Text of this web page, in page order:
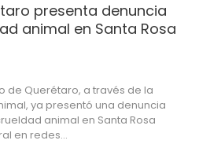
presenta denuncia
animal en Santa Rosa
de Querétaro, a través de la
ya presentó una denuncia
animal en Santa Rosa
en redes…